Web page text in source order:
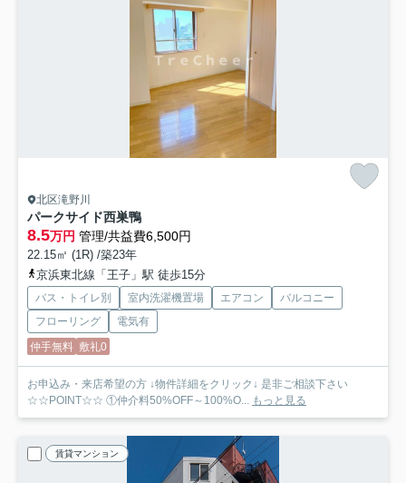
北区滝野川
パークサイド西巣鴨
8.5万円 管理/共益費6,500円
22.15㎡ (1R) /築23年
京浜東北線「王子」駅 徒歩15分
バス・トイレ別 室内洗濯機置場 エアコン
バルコニー
フローリング
電気有
仲手無料 敷礼0
お申込み・来店希望の方 ↓物件詳細をクリック↓ 是非ご相談下さい
☆☆POINT☆☆ ①仲介料50%OFF～100%O... もっと見る
賃貸マンション